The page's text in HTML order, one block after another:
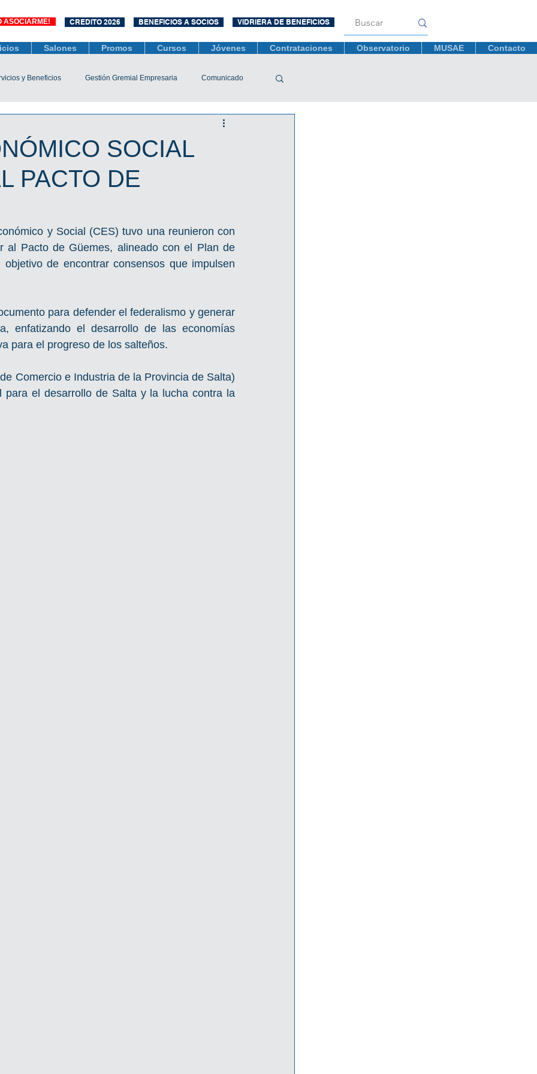
ASOCIARME! CREDITO 2026 BENEFICIOS A SOCIOS VIDRIERA DE BENEFICIOS
Salones Promos Cursos Jóvenes Contrataciones Observatorio MUSAE Contacto
y Beneficios Gestión Gremial Empresaria Comunicado
Mediación COVID-19
SOCIAL
PACTO DE
y Social (CES) tuvo una reunieron con
al Pacto de Güemes, alineado con el Plan de
de encontrar consensos que impulsen
para defender el federalismo y generar
enfatizando el desarrollo de las economías
para el progreso de los salteños.
Comercio e Industria de la Provincia de Salta)
el desarrollo de Salta y la lucha contra la